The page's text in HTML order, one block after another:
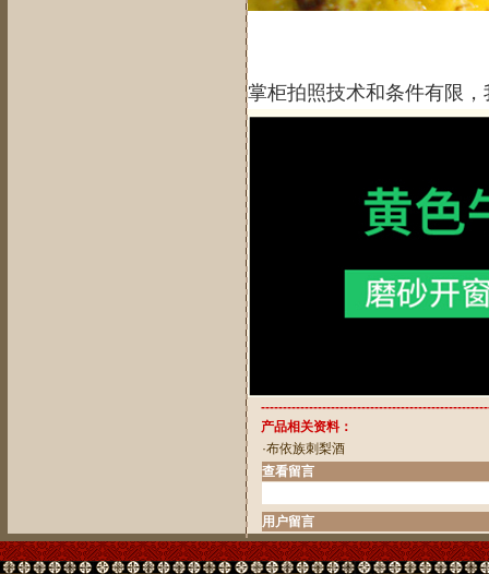
掌柜拍照技术和条件有限
产品相关资料：
·布依族刺梨酒
查看留言
用户留言